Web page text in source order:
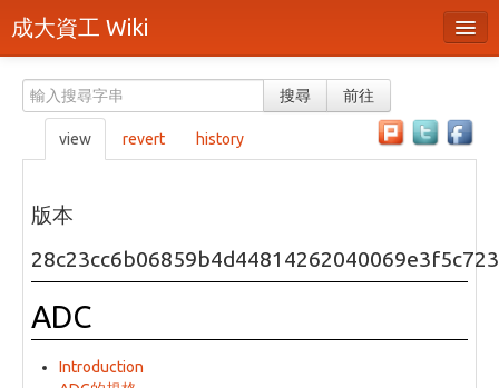
成大資工 Wiki
分類
隨機頁面
最近活動
上傳檔案
頁面原始檔
可列印版本
搜尋 前往
view revert history
版本
ADC
Introduction